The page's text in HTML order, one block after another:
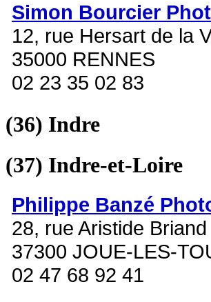
Simon Bourcier
12, rue Hersart de la
35000 RENNES
02 23 35 02 83
(36) Indre
(37) Indre-et-Loire
Philippe Banzé
28, rue Aristide Briand
37300 JOUE-LES-
02 47 68 92 41